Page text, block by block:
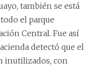
también se está
el parque
Central. Fue así
detectó que el
inutilizados, con